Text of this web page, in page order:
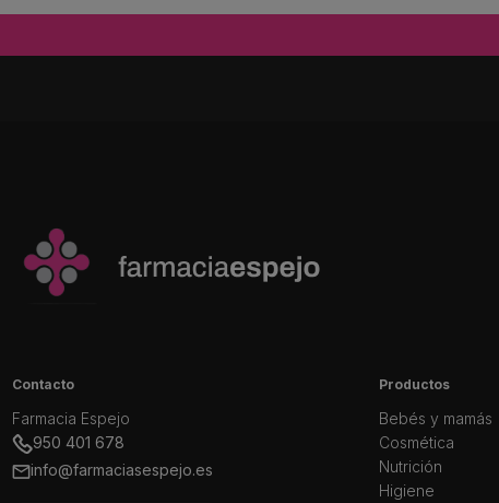
Contacto
Farmacia Espejo
950 401 678
info@farmaciasespejo.es
Productos
Bebés y mamás
Cosmética
Nutrición
Higiene